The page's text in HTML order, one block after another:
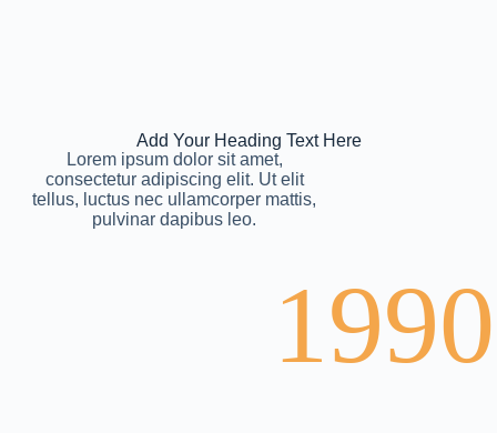
1990
Add Your Heading Text Here
Lorem ipsum dolor sit amet,
consectetur adipiscing elit. Ut elit
tellus, luctus nec ullamcorper mattis,
pulvinar dapibus leo.